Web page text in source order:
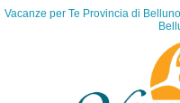
Vacanze per Te Provincia di